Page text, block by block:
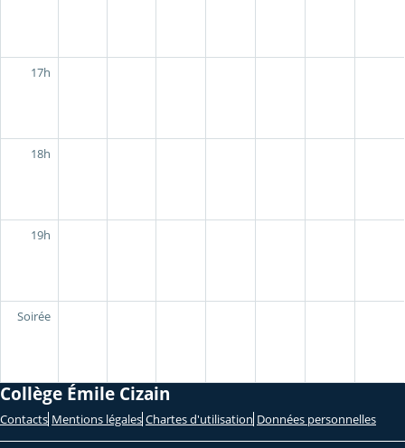
17h
18h
19h
Soirée
Collège Émile Cizain
Contacts Mentions légales Chartes d'utilisation Données personnelles